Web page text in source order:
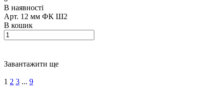
В наявності
Арт. 12 мм ФК Ш2
В кошик
Завантажити ще
1 2 3 ... 9